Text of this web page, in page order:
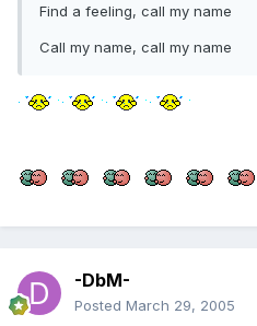
Find a feeling, call my name
Call my name, call my name
-DbM-
Posted March 29, 2005